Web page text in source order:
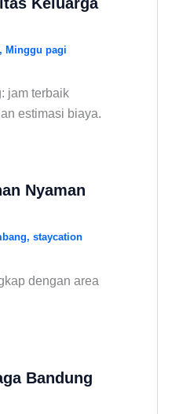
Minggu pagi
jam terbaik
estimasi biaya.
Nyaman
, staycation
dengan area
Bandung